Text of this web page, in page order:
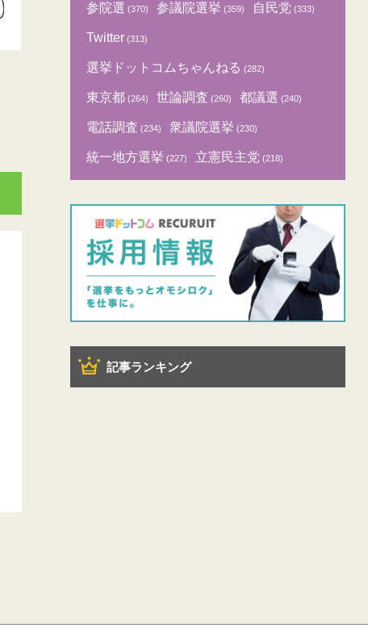
参院選 (370) 参議院選挙 (359) 自民党 (333)
Twitter (313)
選挙ドットコムちゃんねる (282)
東京都 (264) 世論調査 (260) 都議選 (240)
電話調査 (234) 衆議院選挙 (230)
統一地方選挙 (227) 立憲民主党 (218)
記事ランキング